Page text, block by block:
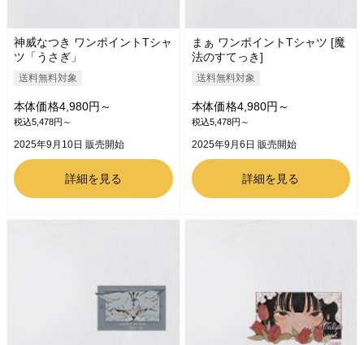
神威なつき ワンポイントTシャ
ツ「うさぎ」
送料無料対象
本体価格4,980円～
税込5,478円～
2025年9月10日 販売開始
詳細を見る
まぁ ワンポイントTシャツ [魔
法のすてっき]
送料無料対象
本体価格4,980円～
税込5,478円～
2025年9月6日 販売開始
詳細を見る